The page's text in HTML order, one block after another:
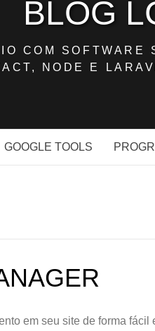
BLOG
COM
NODE E
GOOGLE TOOLS
em seu site de forma